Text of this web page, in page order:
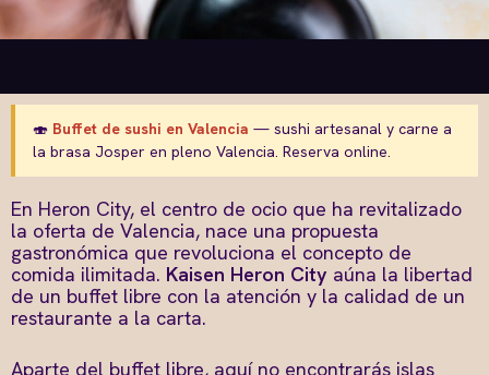
🍣 Buffet de sushi en Valencia — sushi artesanal y carne a
la brasa Josper en pleno Valencia. Reserva online.
En Heron City, el centro de ocio que ha revitalizado
la oferta de Valencia, nace una propuesta
gastronómica que revoluciona el concepto de
comida ilimitada. Kaisen Heron City aúna la libertad
de un buffet libre con la atención y la calidad de un
restaurante a la carta.
Aparte del buffet libre, aquí no encontrarás islas